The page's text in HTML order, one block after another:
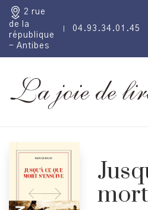
2 rue
de la
république
- Antibes
04.93.34.01.45
mort